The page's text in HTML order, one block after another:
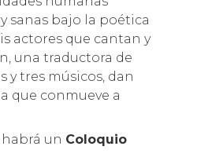
sanas bajo la poética
actores que cantan y
una traductora de
y tres músicos, dan
que conmueve a
un Coloquio